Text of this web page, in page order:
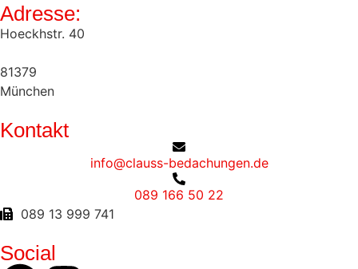
Adresse:
Hoeckhstr. 40
81379
München
Kontakt
info@clauss-bedachungen.de
089 166 50 22
089 13 999 741
Social